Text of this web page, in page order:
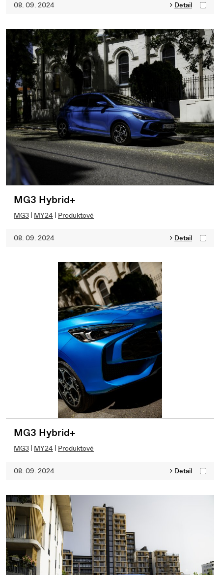
08. 09. 2024 Detail
MG3 Hybrid+
MG3 | MY24 | Produktové
08. 09. 2024 Detail
MG3 Hybrid+
MG3 | MY24 | Produktové
08. 09. 2024 Detail